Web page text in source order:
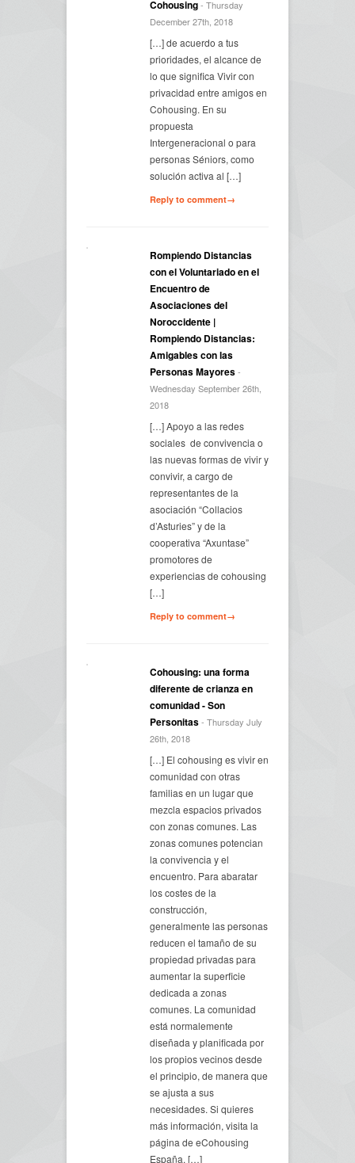
Cohousing- Thursday
December 27th, 2018
[…] de acuerdo a tus
prioridades, el alcance de
lo que significa Vivir con
privacidad entre amigos en
Cohousing. En su
propuesta
Intergeneracional o para
personas Séniors, como
solución activa al […]
Reply to comment→
Rompiendo Distancias
con el Voluntariado en el
Encuentro de
Asociaciones del
Noroccidente |
Rompiendo Distancias:
Amigables con las
Personas Mayores-
Wednesday September 26th,
2018
[…] Apoyo a las redes
sociales de convivencia o
las nuevas formas de vivir y
convivir, a cargo de
representantes de la
asociación “Collacios
d’Asturies” y de la
cooperativa “Axuntase”
promotores de
experiencias de cohousing
[…]
Reply to comment→
Cohousing: una forma
diferente de crianza en
comunidad - Son
Personitas- Thursday July
26th, 2018
[…] El cohousing es vivir en
comunidad con otras
familias en un lugar que
mezcla espacios privados
con zonas comunes. Las
zonas comunes potencian
la convivencia y el
encuentro. Para abaratar
los costes de la
construcción,
generalmente las personas
reducen el tamaño de su
propiedad privadas para
aumentar la superficie
dedicada a zonas
comunes. La comunidad
está normalemente
diseñada y planificada por
los propios vecinos desde
el principio, de manera que
se ajusta a sus
necesidades. Si quieres
más información, visita la
página de eCohousing
España. […]